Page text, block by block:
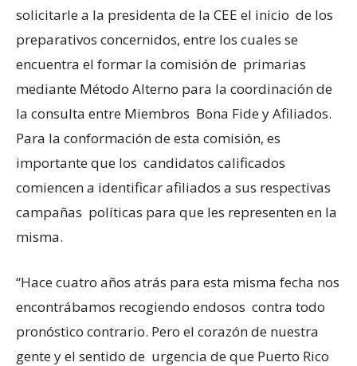
solicitarle a la presidenta de la CEE el inicio de los
preparativos concernidos, entre los cuales se
encuentra el formar la comisión de primarias
mediante Método Alterno para la coordinación de
la consulta entre Miembros Bona Fide y Afiliados.
Para la conformación de esta comisión, es
importante que los candidatos calificados
comiencen a identificar afiliados a sus respectivas
campañas políticas para que les representen en la
misma.
“Hace cuatro años atrás para esta misma fecha nos
encontrábamos recogiendo endosos contra todo
pronóstico contrario. Pero el corazón de nuestra
gente y el sentido de urgencia de que Puerto Rico